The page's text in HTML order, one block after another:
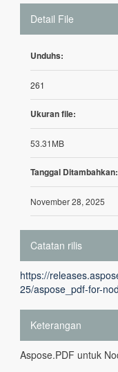
Detail File
Unduhs:
261
Ukuran file:
53.31MB
Tanggal Ditambahkan:
November 28, 2025
Catatan rilis
https://
25/aspose_pdf-for-
Keterangan
Aspose.PDF untuk